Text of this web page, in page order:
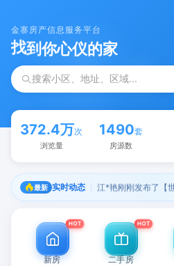
金寨房产信息服务平台
找到你心仪的家
搜索小区、地址、区域...
372.4万次
浏览量
1490套
房源数
最新 实时动态
HOT
新房
HOT
二手房